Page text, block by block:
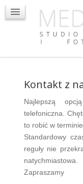
Oglądaj sesje
Kontakt
Kontakt z
Najlepszą
telefoniczna.
to robić w
Standardowy
reguły nie
natychmiastowa.
Zapraszamy